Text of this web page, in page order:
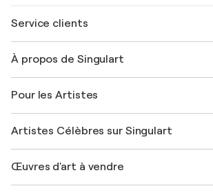
Service clients
Expédition
Offrir une carte cadeau
Rejoignez notre programme commercial
Mon compte
+33 1 76 44 06 42
À propos de Singulart
FAQ
Magazine Singulart
Emplois
Découvrez une sélection d'art original
Pour les Artistes
Se connecter en tant qu'Artiste
Artistes Célèbres sur Singulart
Marc Chagall
Œuvres d'art à vendre